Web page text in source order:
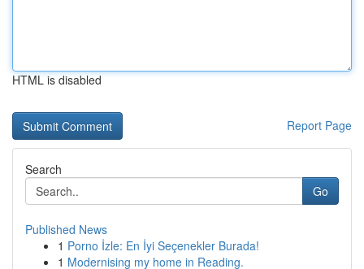
HTML is disabled
Report Page
Search
Go
Published News
1 Porno İzle: En İyi Seçenekler Burada!
1 Modernising my home in Reading.